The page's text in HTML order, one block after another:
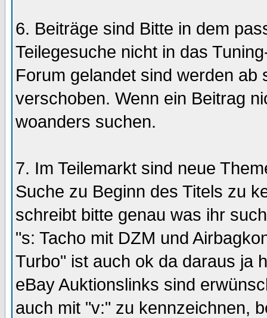
6. Beiträge sind Bitte in dem
Teilegesuche nicht in das
Forum gelandet sind werden ab
verschoben. Wenn ein Beitrag
woanders suchen.
7. Im Teilemarkt sind neue
Suche zu Beginn des Titels zu
schreibt bitte genau was ihr
"s: Tacho mit DZM und
Turbo" ist auch ok da daraus ja
eBay Auktionslinks sind
auch mit "v:" zu kennzeichnen,